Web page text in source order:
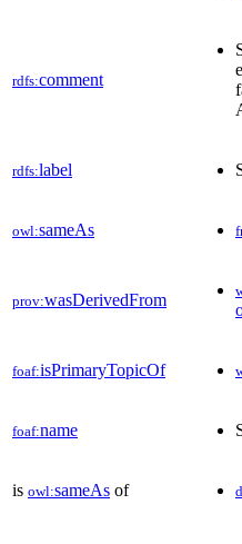
rdfs:comment
rdfs:label
owl:sameAs
prov:wasDerivedFrom
foaf:isPrimaryTopicOf
foaf:name
is owl:sameAs of